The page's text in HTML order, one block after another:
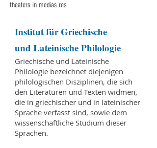
theaters in medias res
Institut für Griechische
und Lateinische Philologie
Griechische und Lateinische
Philologie bezeichnet diejenigen
philologischen Disziplinen, die sich
den Literaturen und Texten widmen,
die in griechischer und in lateinischer
Sprache verfasst sind, sowie dem
wissenschaftliche Studium dieser
Sprachen.